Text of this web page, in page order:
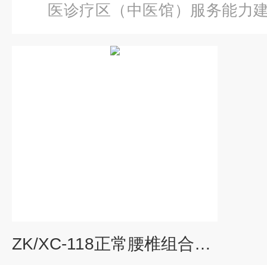
医诊疗区（中医馆）服务能力
ZK/XC-118正常腰椎组合（四节）